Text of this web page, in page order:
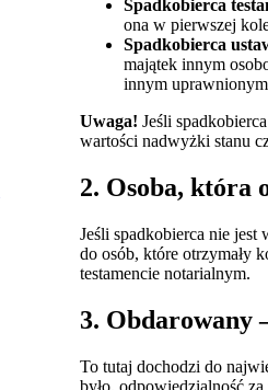
Spadkobierca
ona w pierwszej
Spadkobierca
majątek innym
innym
Uwaga! Jeśli
wartości nadwyżki stanu
2. Osoba, która
Jeśli spadkobierca nie
do osób, które otrzymały
testamencie notarialnym.
3. Obdarowany
To tutaj dochodzi do
było, odpowiedzialność